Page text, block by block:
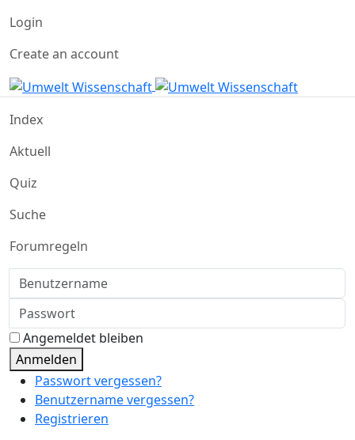
Login
Create an account
Index
Aktuell
Quiz
Suche
Forumregeln
Benutzername
Passwort
Angemeldet bleiben
Anmelden
Passwort vergessen?
Benutzername vergessen?
Registrieren